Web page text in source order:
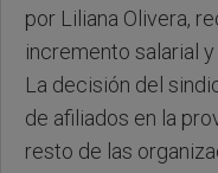
por Liliana Olivera,
incremento salarial
La decisión del
de afiliados en la
resto de las